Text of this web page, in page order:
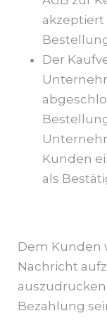
akzeptiert
Der
Kunden
als
Dem Kunden
Nachricht
Bezahlung